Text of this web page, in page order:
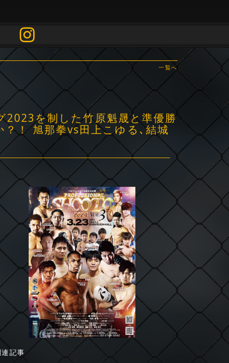
一覧へ
を制した竹原魁晟と準優勝
！ 旭那拳vs田上こゆる､結城
記事